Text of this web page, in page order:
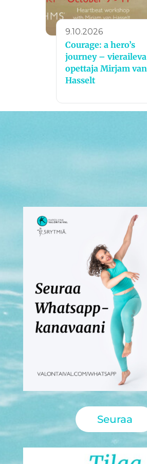
9.10.2026
Courage: a hero’s
journey – vieraileva
opettaja Mirjam van
Hasselt
Seuraa